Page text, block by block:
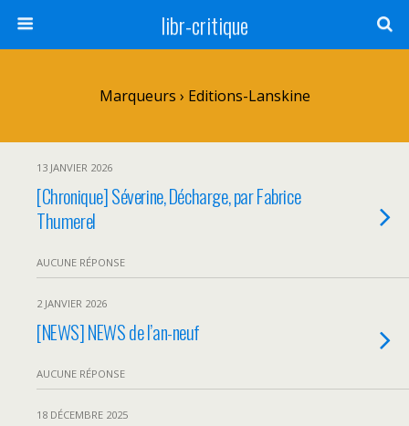
libr-critique
Marqueurs › Editions-Lanskine
13 JANVIER 2026
[Chronique] Séverine, Décharge, par Fabrice
Thumerel
AUCUNE RÉPONSE
2 JANVIER 2026
[NEWS] NEWS de l’an-neuf
AUCUNE RÉPONSE
18 DÉCEMBRE 2025